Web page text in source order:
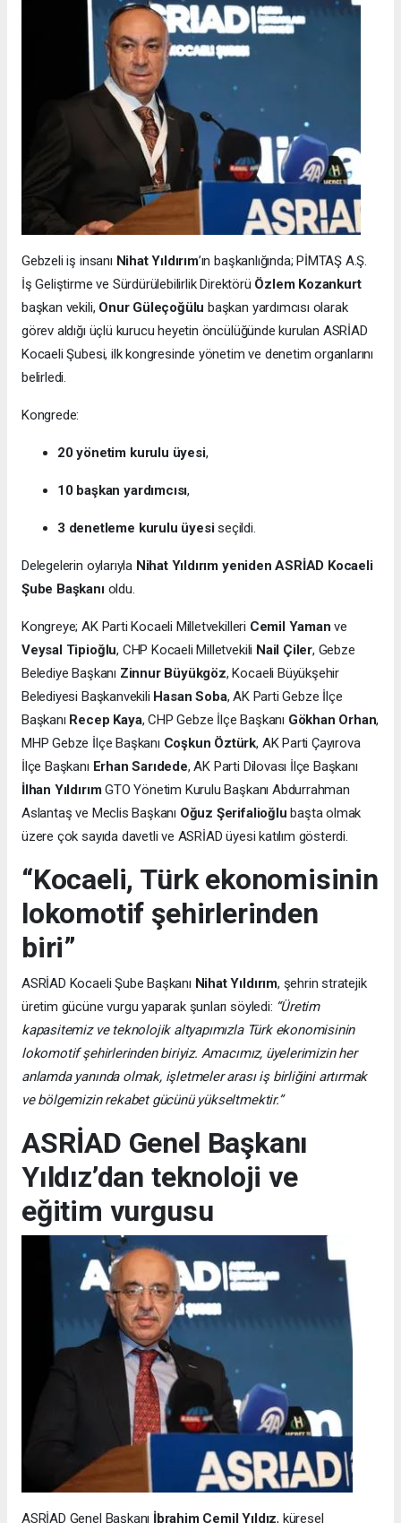
Gebzeli iş insanı Nihat Yıldırım’ın başkanlığında; PİMTAŞ A.Ş.
İş Geliştirme ve Sürdürülebilirlik Direktörü Özlem Kozankurt
başkan vekili, Onur Güleçoğülu başkan yardımcısı olarak
görev aldığı üçlü kurucu heyetin öncülüğünde kurulan ASRİAD
Kocaeli Şubesi, ilk kongresinde yönetim ve denetim organlarını
belirledi.
Kongrede:
20 yönetim kurulu üyesi,
10 başkan yardımcısı,
3 denetleme kurulu üyesiseçildi.
Delegelerin oylarıyla Nihat Yıldırım yeniden ASRİAD Kocaeli
Şube Başkanıoldu.
Kongreye; AK Parti Kocaeli Milletvekilleri Cemil Yaman ve
Veysal Tipioğlu, CHP Kocaeli Milletvekili Nail Çiler, Gebze
Belediye Başkanı Zinnur Büyükgöz, Kocaeli Büyükşehir
Belediyesi Başkanvekili Hasan Soba, AK Parti Gebze İlçe
Başkanı Recep Kaya, CHP Gebze İlçe Başkanı Gökhan Orhan,
MHP Gebze İlçe Başkanı Coşkun Öztürk, AK Parti Çayırova
İlçe Başkanı Erhan Sarıdede, AK Parti Dilovası İlçe Başkanı
İlhan YıldırımGTO Yönetim Kurulu Başkanı Abdurrahman
Aslantaş ve Meclis Başkanı Oğuz Şerifalioğlu başta olmak
üzere çok sayıda davetli ve ASRİAD üyesi katılım gösterdi.
“Kocaeli, Türk ekonomisinin
lokomotif şehirlerinden
biri”
ASRİAD Kocaeli Şube Başkanı Nihat Yıldırım, şehrin stratejik
üretim gücüne vurgu yaparak şunları söyledi: “Üretim
kapasitemiz ve teknolojik altyapımızla Türk ekonomisinin
lokomotif şehirlerinden biriyiz. Amacımız, üyelerimizin her
anlamda yanında olmak, işletmeler arası iş birliğini artırmak
ve bölgemizin rekabet gücünü yükseltmektir.”
ASRİAD Genel Başkanı
Yıldız’dan teknoloji ve
eğitim vurgusu
ASRİAD Genel Başkanı İbrahim Cemil Yıldız, küresel